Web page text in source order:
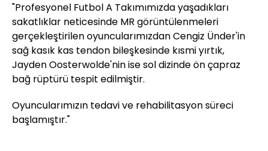
"Profesyonel Futbol A Takımımızda yaşadıkları
sakatlıklar neticesinde MR görüntülenmeleri
gerçekleştirilen oyuncularımızdan Cengiz Ünder'in
sağ kasık kas tendon bileşkesinde kısmi yırtık,
Jayden Oosterwolde'nin ise sol dizinde ön çapraz
bağ rüptürü tespit edilmiştir.
Oyuncularımızın tedavi ve rehabilitasyon süreci
başlamıştır."